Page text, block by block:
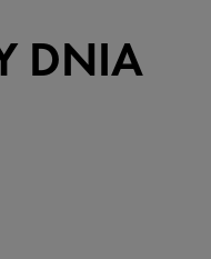
DNIA